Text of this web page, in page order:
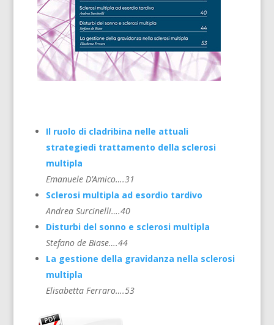
Il ruolo di cladribina nelle attuali
strategiedi trattamento della sclerosi
multipla
Emanuele D’Amico….31
Sclerosi multipla ad esordio tardivo
Andrea Surcinelli….40
Disturbi del sonno e sclerosi multipla
Stefano de Biase….44
La gestione della gravidanza nella sclerosi
multipla
Elisabetta Ferraro….53